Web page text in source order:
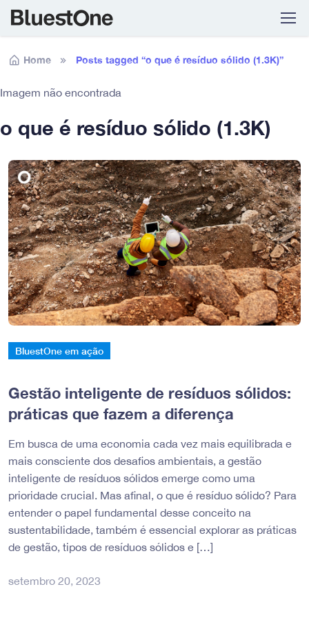
Skip to navigation
Skip to content
Home Posts tagged “o que é resíduo sólido (1.3K)”
Imagem não encontrada
o que é resíduo sólido (1.3K)
BluestOne em ação
Gestão inteligente de resíduos sólidos:
práticas que fazem a diferença
Em busca de uma economia cada vez mais equilibrada e
mais consciente dos desafios ambientais, a gestão
inteligente de resíduos sólidos emerge como uma
prioridade crucial. Mas afinal, o que é resíduo sólido? Para
entender o papel fundamental desse conceito na
sustentabilidade, também é essencial explorar as práticas
de gestão, tipos de resíduos sólidos e […]
setembro 20, 2023